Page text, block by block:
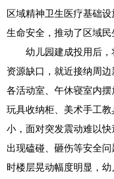
区域精神卫生医疗基础
生命安全，推动了区域民
幼儿园建成投用后
资源缺口，就近接纳周
各活动室、午休寝室内摆
玩具收纳柜、美术手工
小，面对突发震动难以
出现磕碰、砸伤等安全
时楼层晃动幅度明显，